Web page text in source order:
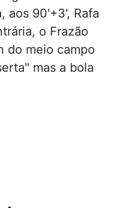
aos 90'+3', Rafa
o Frazão
do meio campo
mas a bola